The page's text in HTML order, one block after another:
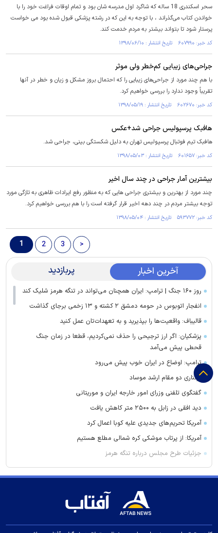
سحر اسکندری 18 ساله که شاگرد اول مدرسه شان بود و تمام اوقات فراغت خود را با
خواندن کتاب می‌گذراند ، با توجه به این که در رشته پزشکی قبول شده بود می خواست
پرستار شود تا بتواند بیشتر به مردم خدمت کند.
کد خبر: ۶۰۷۹۹۰ تاریخ انتشار : ۱۳۹۸/۰۶/۱۰
جراحی‌های زیبایی کم‌خطر ولی موثر
با هم چند مورد از جراحی‌های زیبایی را که احتمال بروز مشکل و زیان و خطر در آنها
تقریباً وجود ندارد را بررسی خواهیم کرد.
کد خبر: ۶۰۲۶۷۰ تاریخ انتشار : ۱۳۹۸/۰۵/۱۹
هافبک پرسپولیس جراحی شد+عکس
هافبک تیم فوتبال پرسپولیس تهران به دلیل شکستگی بینی، جراحی شد.
کد خبر: ۶۰۱۶۵۷ تاریخ انتشار : ۱۳۹۸/۰۵/۰۳
بیشترین آمار جراحی در چند سال اخیر
چند مورد از بهترین و بیشتری جراحی هایی که به منظور رفع ایرادات ظاهری به تازگی مورد
توجه بیشتر مردم در چند دهه اخیر قرار گرفته است را با هم بررسی خواهیم کرد.
کد خبر: ۵۹۳۷۷۲ تاریخ انتشار : ۱۳۹۸/۰۵/۰۴
1 2 3 >
آخرین اخبار پربازدید
روز ۱۶۰ جنگ | ترامپ: ایران همچنان می‌تواند در تنگه هرمز شلیک کند
انفجار اتوبوس در حومه دمشق ۲ کشته و ۱۳ زخمی برجای گذاشت
قالیباف: واقعیت‌ها را بپذیرید و به تعهدات‌تان عمل کنید
پزشکیان: اگر ارز ترجیحی را حذف نمی‌کردیم، قطعا در زمان جنگ
قحطی پیش می‌آمد
ترامپ: اوضاع در ایران خوب پیش می‌رود
برکناری دو مقام ارشد موساد
گفتگوی تلفنی وزرای امور خارجه ایران و موریتانی
دید افقی در زابل به ۲۵۰۰ متر کاهش یافت
آمریکا تحریم‌های جدیدی علیه کوبا اعمال کرد
آمریکا: از پرتاب موشکی کره شمالی مطلع هستیم
جزئیات طرح مجلس درباره تنگه هرمز
کویت دستور تعطیلی تنها مدرسه ایرانی را صادر کرد
زنوزق؛ نگین پلکانی آذربایجان
جدیدترین فیلم مانی حقیقی در جشنواره نیویورک
کلاهبرداری و پولشویی در قالب شرکت مهاجرتی به کانادا